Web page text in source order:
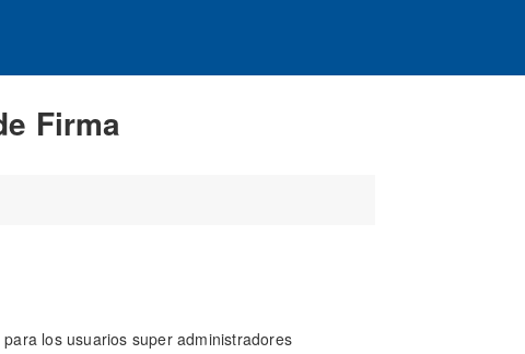
Firma
los usuarios super administradores